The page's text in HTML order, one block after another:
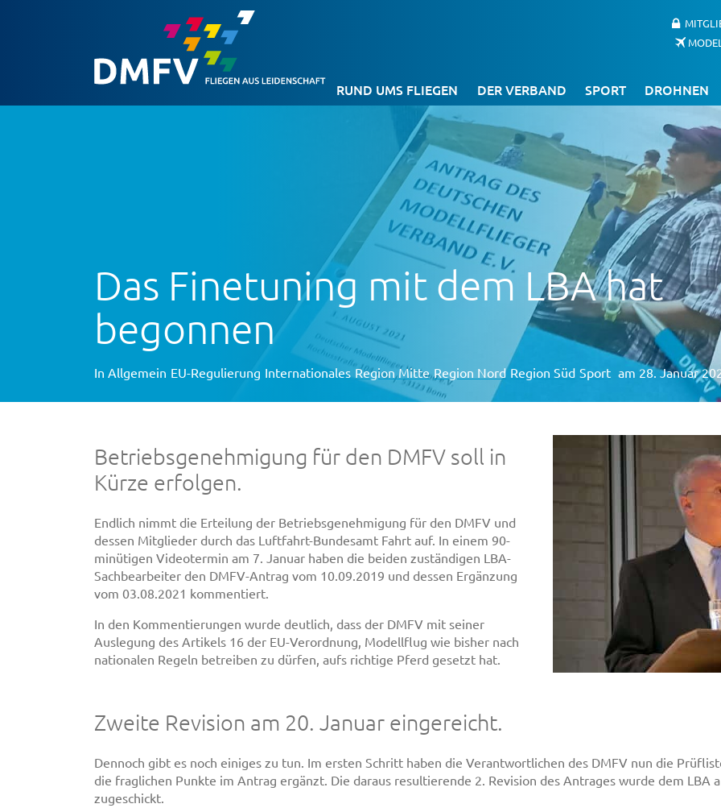
RUND UMS FLIEGEN DER VERBAND SPORT DROHNEN
Das Finetuning mit dem LBA hat
begonnen
In Allgemein EU-Regulierung Internationales Region Mitte Region Nord Region Süd Sport am 28. Januar
Betriebsgenehmigung für den DMFV soll in
Kürze erfolgen.
Endlich nimmt die Erteilung der Betriebsgenehmigung für den DMFV und
dessen Mitglieder durch das Luftfahrt-Bundesamt Fahrt auf. In einem 90-
minütigen Videotermin am 7. Januar haben die beiden zuständigen LBA-
Sachbearbeiter den DMFV-Antrag vom 10.09.2019 und dessen Ergänzung
vom 03.08.2021 kommentiert.
In den Kommentierungen wurde deutlich, dass der DMFV mit seiner
Auslegung des Artikels 16 der EU-Verordnung, Modellflug wie bisher nach
nationalen Regeln betreiben zu dürfen, aufs richtige Pferd gesetzt hat.
Zweite Revision am 20. Januar eingereicht.
Dennoch gibt es noch einiges zu tun. Im ersten Schritt haben die Verantwortlichen des DMFV nun die
die fraglichen Punkte im Antrag ergänzt. Die daraus resultierende 2. Revision des Antrages wurde dem LBA
zugeschickt.